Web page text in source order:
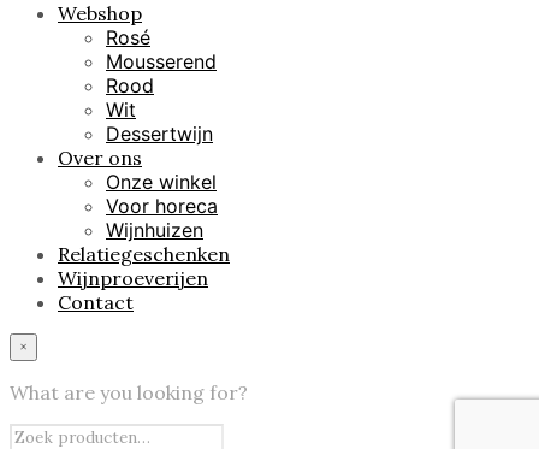
Webshop
Rosé
Mousserend
Rood
Wit
Dessertwijn
Over ons
Onze winkel
Voor horeca
Wijnhuizen
Relatiegeschenken
Wijnproeverijen
Contact
×
What are you looking for?